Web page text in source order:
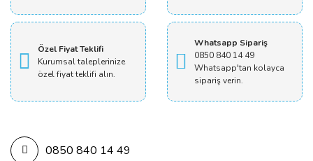
Özel Fiyat Teklifi
Kurumsal taleplerinize
özel fiyat teklifi alın.
Whatsapp Sipariş
0850 840 14 49
Whatsapp'tan kolayca
sipariş verin.
0850 840 14 49